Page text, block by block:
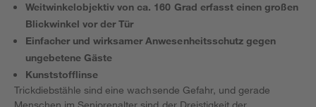
Weitwinkelobjektiv von ca. 160 Grad erfasst einen großen
Blickwinkel vor der Tür
Einfacher und wirksamer Anwesenheitsschutz gegen
ungebetene Gäste
Kunststofflinse
Trickdiebstähle sind eine wachsende Gefahr, und gerade
Menschen im Seniorenalter sind der Dreistigkeit der